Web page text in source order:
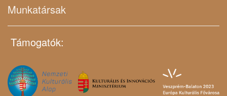
Munkatársak
Támogatók: